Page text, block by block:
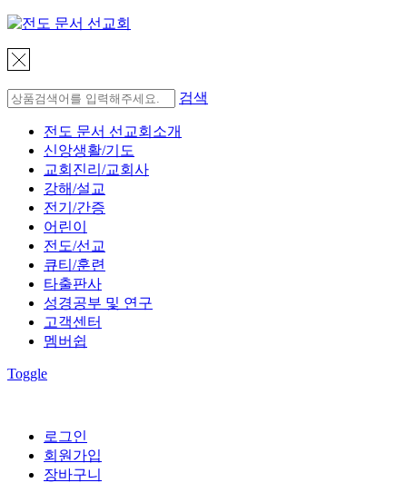
검색
전도 문서 선교회소개
신앙생활/기도
교회진리/교회사
강해/설교
전기/간증
어린이
전도/선교
큐티/훈련
타출판사
성경공부 및 연구
고객센터
멤버쉽
Toggle
로그인
회원가입
장바구니